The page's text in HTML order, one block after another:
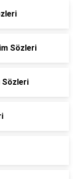
Sözleri
Sözleri